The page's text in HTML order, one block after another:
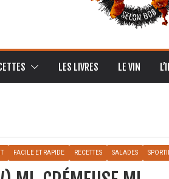
LES LIVRES LE VIN
FACILE ET RAPIDE RECETTES SALADES